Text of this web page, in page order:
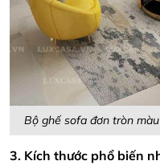
Bộ ghế sofa đơn tròn
3. Kích thước phổ biến